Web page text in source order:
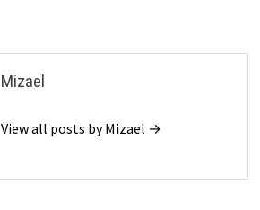
Mizael
View all posts by Mizael →